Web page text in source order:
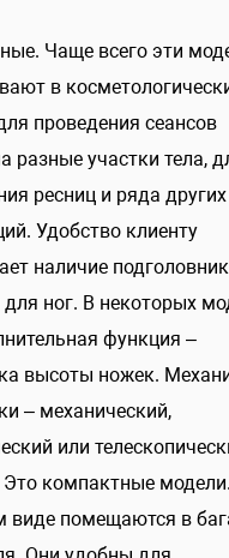
Чаще всего эти
в
проведения сеансов
разные участки тела,
ресниц и ряда других
Удобство клиенту
наличие
для ног. В некоторых
функция –
высоты ножек.
– механический,
или
компактные
виде помещаются в